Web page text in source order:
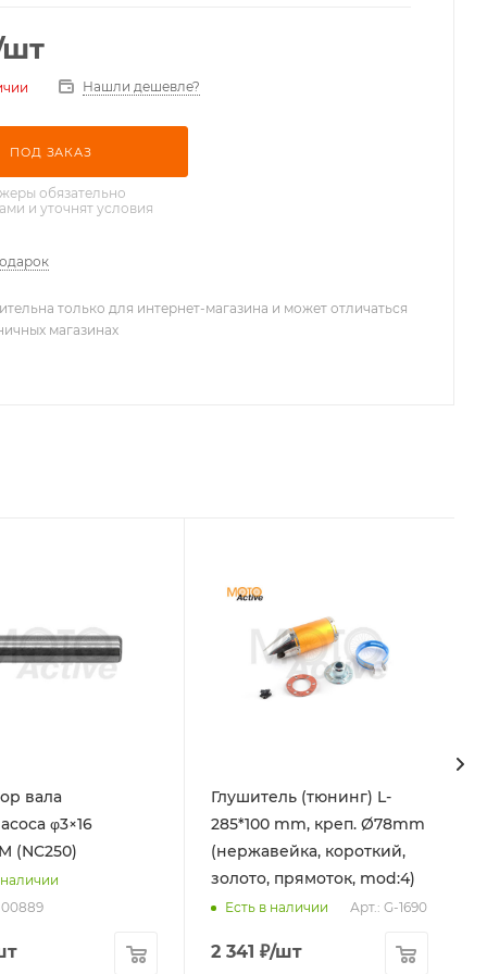
Нашли дешевле?
ПОД ЗАКАЗ
обязательно
и уточнят условия
только для интернет-магазина и может отличаться
магазинах
вала
φ3×16
(NC250)
Глушитель (тюнинг) L-
285*100 mm, креп. Ø78mm
(нержавейка, короткий,
золото, прямоток, mod:4)
Есть в наличии Арт.: G-1690
2 341 ₽/шт